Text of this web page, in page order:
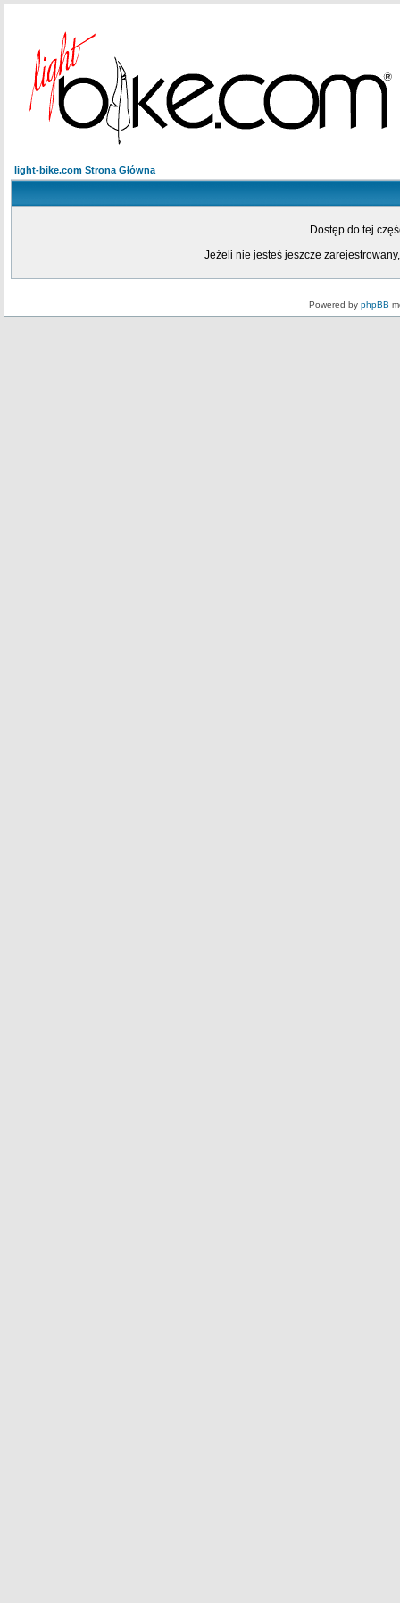
light-bike.com Strona Główna
Dostęp do tej
Jeżeli nie jesteś jeszcze
Powered by phpBB